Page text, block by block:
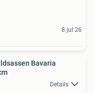
8 jul 26
Bavaria
Details